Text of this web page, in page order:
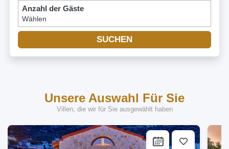
Anzahl der Gäste
SUCHEN
Preisklasse
In Den Ergebnissen Werden Die Optionen Von
Vor Und Nach 3 Tagen Angezeigt
Nur Vergünstigte Villen Anzeigen
Unsere Auswahl Für Sie
Villen, die wir für Sie ausgewählt haben